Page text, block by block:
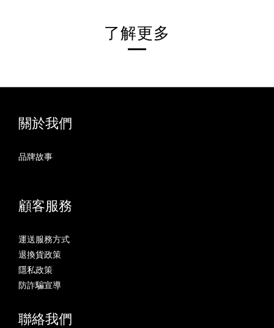
了解更多
關於我們
品牌故事
顧客服務
運送服務方式
退換貨政策
隱私政策
防詐騙宣導
聯絡我們